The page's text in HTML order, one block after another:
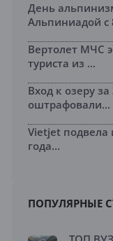
День
Альпиниадой с
Вертолет МЧС
туриста из ...
Вход к озеру
оштрафовали...
Vietjet подвела
года...
ПОПУЛЯРНЫЕ